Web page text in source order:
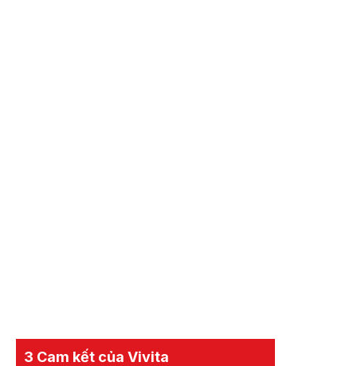
3 Cam kết của Vivita